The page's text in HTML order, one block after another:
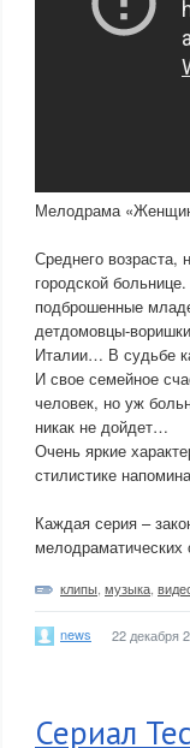
Мелодрама
Среднего возраста,
городской
подброшенные
детдомовцы-
Италии… В судьбе
И свое семейное
человек, но уж
никак не дойдет…
Очень яркие
стилистике
Каждая серия –
клипы музыка
news 22 декабря
Сериал